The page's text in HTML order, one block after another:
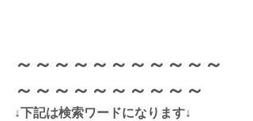
～～～～～～～～～～～
～～～～～～～～～～
↓下記は検索ワードになります↓